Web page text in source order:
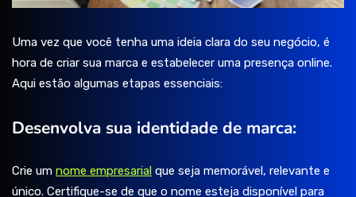
Uma vez que você tenha uma ideia clara do seu negócio, é
hora de criar sua marca e estabelecer uma presença online.
Aqui estão algumas etapas essenciais:
Desenvolva sua identidade de marca:
Crie um nome empresarial que seja memorável, relevante e
único. Certifique-se de que o nome esteja disponível para